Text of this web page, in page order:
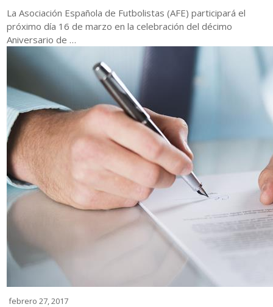
La Asociación Española de Futbolistas (AFE) participará el
próximo día 16 de marzo en la celebración del décimo
Aniversario de …
febrero 27, 2017